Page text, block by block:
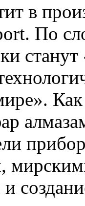
в
По